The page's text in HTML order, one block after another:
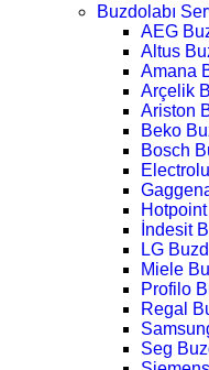
Buzdolabı
AEG
Altus
Amana
Arçelik
Ariston
Beko
Bosch
İndesit
LG
Miele
Profilo
Regal
Seg